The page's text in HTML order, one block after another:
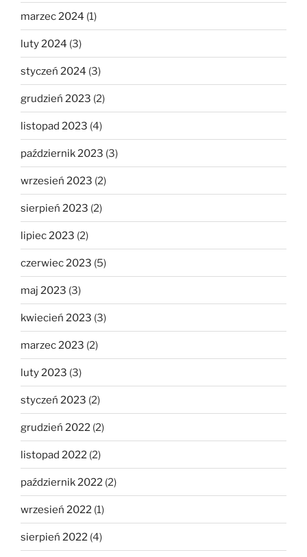
marzec 2024 (1)
luty 2024 (3)
styczeń 2024 (3)
grudzień 2023 (2)
listopad 2023 (4)
październik 2023 (3)
wrzesień 2023 (2)
sierpień 2023 (2)
lipiec 2023 (2)
czerwiec 2023 (5)
maj 2023 (3)
kwiecień 2023 (3)
marzec 2023 (2)
luty 2023 (3)
styczeń 2023 (2)
grudzień 2022 (2)
listopad 2022 (2)
październik 2022 (2)
wrzesień 2022 (1)
sierpień 2022 (4)